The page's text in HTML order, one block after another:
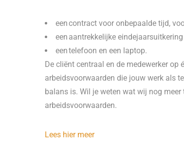
een contract voor onbepaalde tijd,
een aantrekkelijke
een telefoon en een laptop.
De cliënt centraal en de medewerker
arbeidsvoorwaarden die jouw werk als
balans is. Wil je weten wat wij nog
arbeidsvoorwaarden.
Lees hier meer